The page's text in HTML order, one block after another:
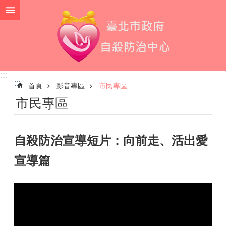
跳到主要內容區塊
:::
:::
首頁 影音專區 市民專區
市民專區
自殺防治宣導短片：向前走、活出愛
宣導篇